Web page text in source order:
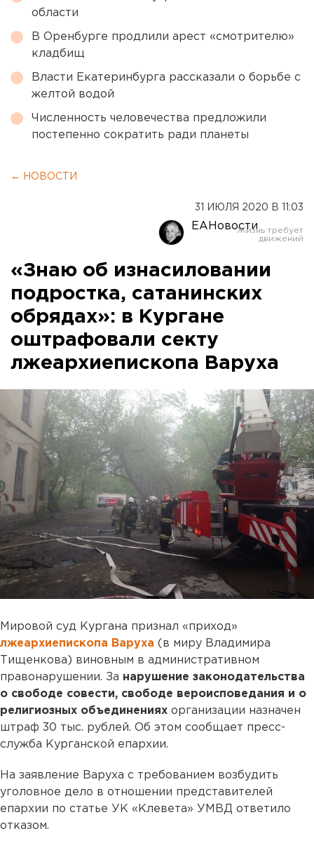
области
В Оренбурге продлили арест «смотрителю»
кладбищ
Власти Екатеринбурга рассказали о борьбе с
желтой водой
Численность человечества предложили
постепенно сократить ради планеты
← НОВОСТИ
31 ИЮЛЯ 2020 В 11:03
ЕАНовости
«Знаю об изнасиловании
подростка, сатанинских
обрядах»: в Кургане
оштрафовали секту
лжеархиепископа Варуха
Мировой суд Кургана признал «приход»
лжеархиепископа Варуха (в миру Владимира
Тищенкова) виновным в административном
правонарушении. За нарушение законодательства
о свободе совести, свободе вероисповедания и о
религиозных объединениях организации назначен
штраф 30 тыс. рублей. Об этом сообщает пресс-
служба Курганской епархии.
На заявление Варуха с требованием возбудить
уголовное дело в отношении представителей
епархии по статье УК «Клевета» УМВД ответило
отказом.